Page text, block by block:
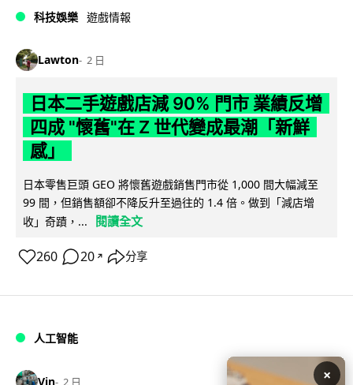
科技娛樂 遊戲情報
Lawton 2 日
日本二手遊戲店減 90% 門市 業績反增
四成 "懷舊"在 Z 世代變成最潮「新鮮
感」
日本零售巨頭 GEO 將懷舊遊戲銷售門市從 1,000 間大幅減至
99 間，但銷售額卻不降反升至過往的 1.4 倍。做到「減店增
收」奇蹟，...
閱讀全文
260 20 ↗ 分享
人工智能
Vin 2 日 ×